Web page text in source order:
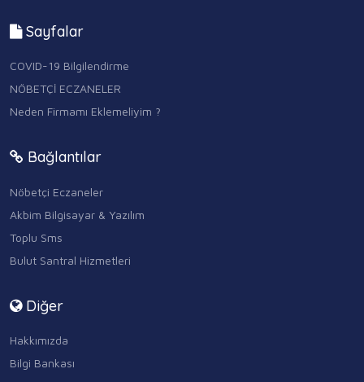
Sayfalar
COVID-19 Bilgilendirme
NÖBETÇİ ECZANELER
Neden Firmamı Eklemeliyim ?
Bağlantılar
Nöbetçi Eczaneler
Akbim Bilgisayar & Yazılım
Toplu Sms
Bulut Santral Hizmetleri
Diğer
Hakkımızda
Bilgi Bankası